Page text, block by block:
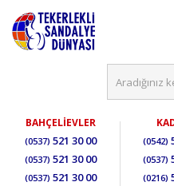
BAHÇELİEVLER
(0537) 521 30 00
(0537) 521 30 00
(0537) 521 30 00
(0542)
(0537)
(0216)